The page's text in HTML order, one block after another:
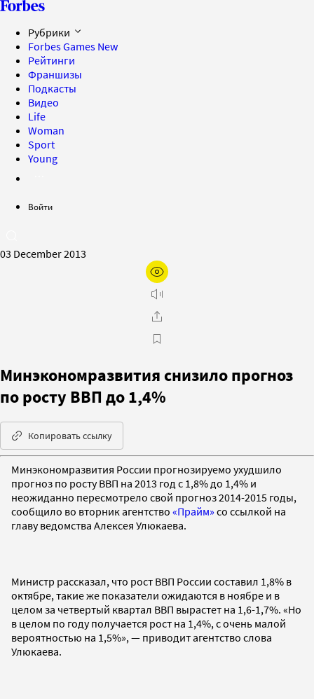
Рубрики
Forbes Games New
Рейтинги
Франшизы
Подкасты
Видео
Life
Woman
Sport
Young
Войти
03 December 2013
Минэкономразвития снизило прогноз
по росту ВВП до 1,4%
Копировать ссылку
Минэкономразвития России прогнозируемо ухудшило
прогноз по росту ВВП на 2013 год с 1,8% до 1,4% и
неожиданно пересмотрело свой прогноз 2014-2015 годы,
сообщило во вторник агентство «Прайм» со ссылкой на
главу ведомства Алексея Улюкаева.
Министр рассказал, что рост ВВП России составил 1,8% в
октябре, такие же показатели ожидаются в ноябре и в
целом за четвертый квартал ВВП вырастет на 1,6-1,7%. «Но
в целом по году получается рост на 1,4%, с очень малой
вероятностью на 1,5%», — приводит агентство слова
Улюкаева.